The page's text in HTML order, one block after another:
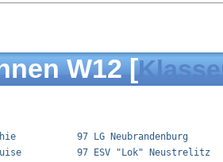
W12 [
Sophie           97 LG
Louise          97 ESV "Lok"